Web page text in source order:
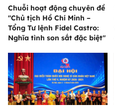
Chuỗi hoạt động chuyên đề
"Chủ tịch Hồ Chí Minh –
Tổng Tư lệnh Fidel Castro:
Nghĩa tình son sắt đặc biệt"